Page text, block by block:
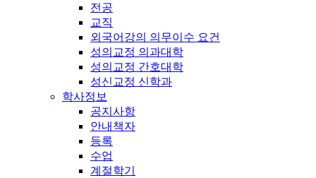
전공
교직
외국어강의 의무이수 요건
성의교정 의과대학
성의교정 간호대학
성신교정 신학과
학사정보
공지사항
안내책자
등록
수업
계절학기